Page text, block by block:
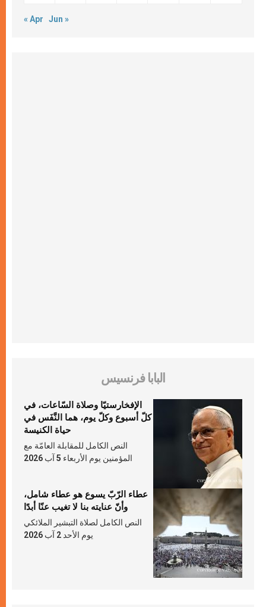
« Apr Jun »
البابا فرنسيس
الإفخارستيّا وصلاة السّاعات، في
كلّ أسبوع وكلّ يوم، هما النَّفَس في
حياة الكنيسة
النص الكامل للمقابلة العامّة مع
المؤمنين يوم الأربعاء 5 آب 2026
عطاء الرّبّ يسوع هو عطاء شامل،
وأنّ عنايته بنا لا تغيب عنّا أبدًا
النص الكامل لصلاة التبشير الملائكي
يوم الأحد 2 آب 2026